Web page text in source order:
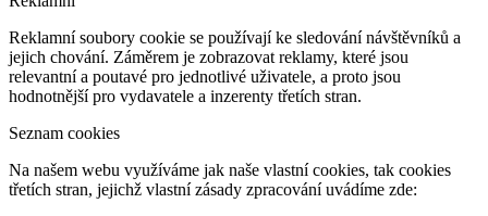
Reklamní soubory cookie se používají ke sledování návštěvníků a
jejich chování. Záměrem je zobrazovat reklamy, které jsou
relevantní a poutavé pro jednotlivé uživatele, a proto jsou
hodnotnější pro vydavatele a inzerenty třetích stran.
Seznam cookies
Na našem webu využíváme jak naše vlastní cookies, tak cookies
třetích stran, jejichž vlastní zásady zpracování uvádíme zde: